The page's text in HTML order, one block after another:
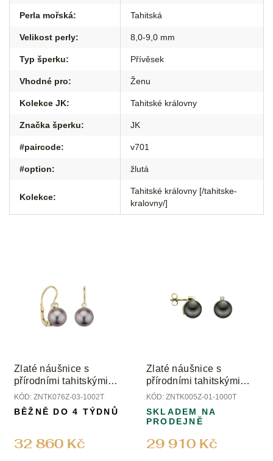
Perla mořská: Tahitská
Velikost perly: 8,0-9,0 mm
Typ šperku: Přívěsek
Vhodné pro: Ženu
Kolekce JK: Tahitské královny
Značka šperku: JK
#paircode: v701
#option: žlutá
Kolekce:
Tahitské královny [/tahitske-
kralovny/]
Zlaté náušnice s
přírodními tahitskými
perlami a přírodními
diamanty
KÓD: ZNTK076Z-03-1002T
32 860 Kč
BĚŽNĚ DO 4 TÝDNŮ
Zlaté náušnice s
přírodními tahitskými
perlami a diamanty
KÓD: ZNTK005Z-01-1000T
29 910 Kč
SKLADEM NA
PRODEJNĚ